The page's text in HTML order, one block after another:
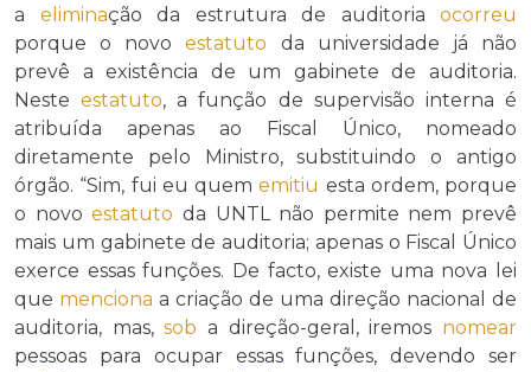
a eliminação da estrutura de auditoria ocorreu
porque o novoestatuto da universidade já não
prevê a existência de um gabinete de auditoria.
Nesteestatuto, a função de supervisão interna é
atribuída apenas ao Fiscal Único, nomeado
diretamente pelo Ministro, substituindo o antigo
órgão. “Sim, fui eu quememitiu esta ordem, porque
o novoestatuto da UNTL não permite nem prevê
mais um gabinete de auditoria; apenas o Fiscal Único
exerce essas funções. De facto, existe uma nova lei
que menciona a criação de uma direção nacional de
auditoria, mas,sob a direção-geral, iremos nomear
pessoas para ocupar essas funções, devendo ser